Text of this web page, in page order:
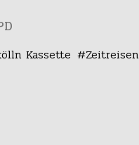
Kassette Zeitreisen